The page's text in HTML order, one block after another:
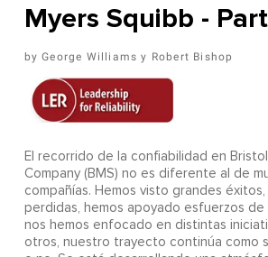
Myers Squibb -
George Williams y Robert Bishop
El recorrido de la confiabilidad en
Company (BMS) no es diferente al de
compañías. Hemos visto grandes
perdidas, hemos apoyado esfuerzos de
nos hemos enfocado en distintas
otros, nuestro trayecto continúa como